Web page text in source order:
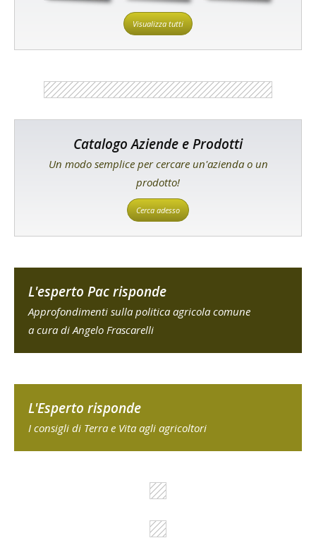
Visualizza tutti
Catalogo Aziende e Prodotti
Un modo semplice per cercare un'azienda o un
prodotto!
Cerca adesso
L'esperto Pac risponde
Approfondimenti sulla politica agricola comune
a cura di Angelo Frascarelli
L'Esperto risponde
I consigli di Terra e Vita agli agricoltori